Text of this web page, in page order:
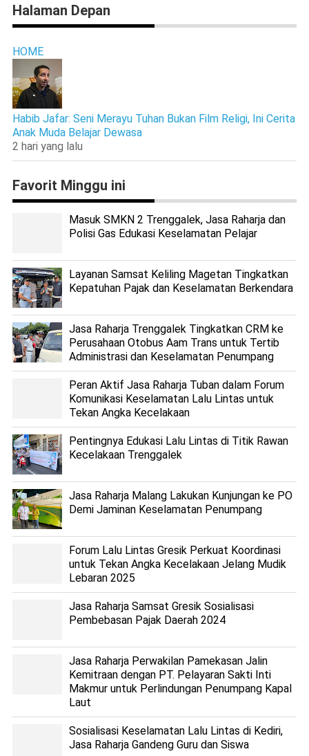
Halaman Depan
HOME
Habib Jafar: Seni Merayu Tuhan Bukan Film Religi, Ini Cerita
Anak Muda Belajar Dewasa
2 hari yang lalu
Favorit Minggu ini
Masuk SMKN 2 Trenggalek, Jasa Raharja dan
Polisi Gas Edukasi Keselamatan Pelajar
Layanan Samsat Keliling Magetan Tingkatkan
Kepatuhan Pajak dan Keselamatan Berkendara
Jasa Raharja Trenggalek Tingkatkan CRM ke
Perusahaan Otobus Aam Trans untuk Tertib
Administrasi dan Keselamatan Penumpang
Peran Aktif Jasa Raharja Tuban dalam Forum
Komunikasi Keselamatan Lalu Lintas untuk
Tekan Angka Kecelakaan
Pentingnya Edukasi Lalu Lintas di Titik Rawan
Kecelakaan Trenggalek
Jasa Raharja Malang Lakukan Kunjungan ke PO
Demi Jaminan Keselamatan Penumpang
Forum Lalu Lintas Gresik Perkuat Koordinasi
untuk Tekan Angka Kecelakaan Jelang Mudik
Lebaran 2025
Jasa Raharja Samsat Gresik Sosialisasi
Pembebasan Pajak Daerah 2024
Jasa Raharja Perwakilan Pamekasan Jalin
Kemitraan dengan PT. Pelayaran Sakti Inti
Makmur untuk Perlindungan Penumpang Kapal
Laut
Sosialisasi Keselamatan Lalu Lintas di Kediri,
Jasa Raharja Gandeng Guru dan Siswa